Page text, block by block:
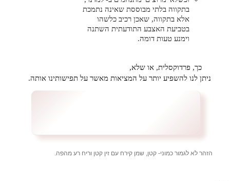
בתקווה בלתי מבוססת שאינה נתמכת
אלא בתקווה, שאכן רכיב כלשהו
בטביעת האצבע התודעתית השתנה
וימנע טעות דומה.
כך, פרדוקסלית, או שלא,
ניתן לנו להשפיע יותר על המציאות מאשר על תפישותינו אותה.
הזהר לא לגמור כמוני- קטן, שמן קירח עם זין קטן וריח רע מהפה.